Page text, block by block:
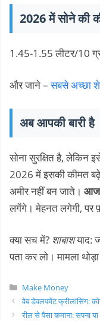
2026 में सोने की
1.45-1.55 लीटर/10
और जाने –सबसे अच्छा
अब आपकी बारी है
सोना सुरक्षित है, लेकिन
2026 में इसकी कीमत
अमीर नहीं बन जाते। आज
लगेंगे। मेहनत लगेगी, पर
क्या सच में? शाबाशयाद:
पता कर लो। मामला
Categories
Make Money
वेब डेवलपमेंट फ्रीलांसिंग:
रील से पैसा कमाना: सपना